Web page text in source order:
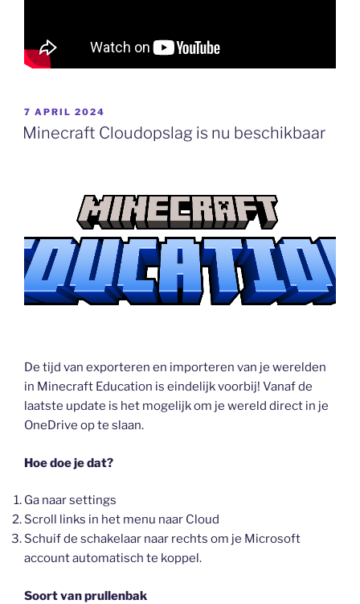
GEPLAATST
OP
7 APRIL 2024
Minecraft Cloudopslag is nu beschikbaar
De tijd van exporteren en importeren van je werelden
in Minecraft Education is eindelijk voorbij! Vanaf de
laatste update is het mogelijk om je wereld direct in je
OneDrive op te slaan.
Hoe doe je dat?
Ga naar settings
Scroll links in het menu naar Cloud
Schuif de schakelaar naar rechts om je Microsoft
account automatisch te koppel.
Soort van prullenbak